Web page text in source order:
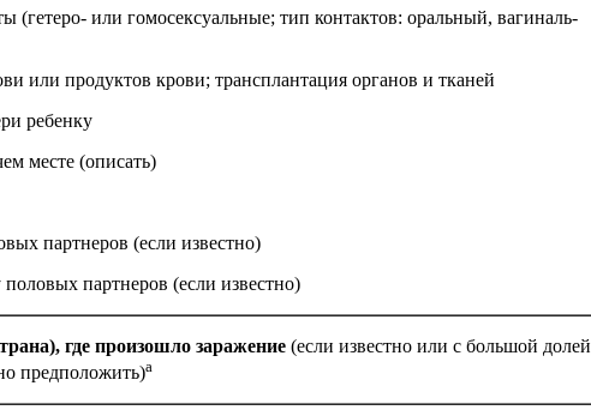
(ге­те­ро- или го­мо­сек­су­аль­ные; тип кон­так­тов: ораль­ный, ва­ги­наль­
или продуктов кро­ви; транс­план­та­ция ор­га­нов и тканей
ре­бен­ку
мес­те (опи­сать)
парт­не­ров (ес­ли из­вес­тно)
по­ло­вых парт­не­ров (ес­ли из­вест­но)
где про­изош­ло за­ра­же­ние (ес­ли из­вест­но или с большой долей
пред­по­ло­жить)а